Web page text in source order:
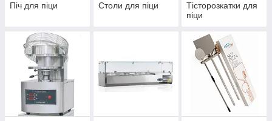
Піч для піци Столи для піци
Тісторозкатки для
піци